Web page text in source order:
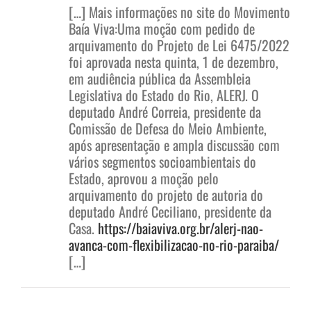
[…] Mais informações no site do Movimento
Baía Viva:Uma moção com pedido de
arquivamento do Projeto de Lei 6475/2022
foi aprovada nesta quinta, 1 de dezembro,
em audiência pública da Assembleia
Legislativa do Estado do Rio, ALERJ. O
deputado André Correia, presidente da
Comissão de Defesa do Meio Ambiente,
após apresentação e ampla discussão com
vários segmentos socioambientais do
Estado, aprovou a moção pelo
arquivamento do projeto de autoria do
deputado André Ceciliano, presidente da
Casa. https://baiaviva.org.br/alerj-nao-
avanca-com-flexibilizacao-no-rio-paraiba/
[…]